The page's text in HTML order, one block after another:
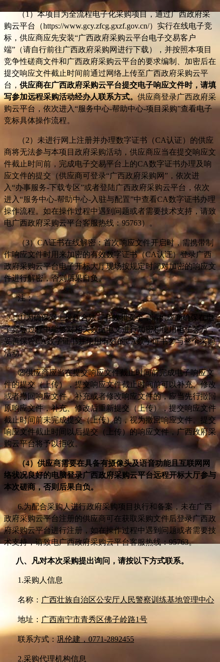
（1）本项目为全流程电子化采购项目，通过广西政府采
购云平台（https://www.gcy.zfcg.gxzf.gov.cn/）实行在线电子竞
标，供应商应先安装“广西政府采购云平台电子交易客户
端”（请自行前往广西政府采购网进行下载），并按照本项目
竞争性磋商文件和广西政府采购云平台的要求编制、加密后在
提交响应文件截止时间前通过网络上传至广西政府采购云平
台， 供应商在广西政府采购云平台提交电子响应文件时，请填
写参加远程采购活动经办人联系方式。 供应商登录广西政府采
购云平台，依次进入“服务中心-帮助中心-项目采购”查看电子
竞标具体操作流程。
（2）未进行网上注册并办理数字证书（CA认证）的供应
商将无法参与本项目政府采购活动，供应商应当在提交响应文
件截止时间前，完成电子交易平台上的CA数字证书办理及响
应文件的提交（供应商可登录“广西政府采购网”，依次进
入“办事服务-下载专区”或者登陆广西政府采购云平台， 依次
进入“服务中心-帮助中心-入驻与配置”中查看CA数字证书办理
操作流程。如在操作过程中遇到问题或者需要技术支持，请致
电广西政府采购云平台客服热线：95763）。
（3）CA证书在线解密：首次响应文件开启时，需携带制
作响应文件时用来加密的有效数字证书（CA认证）登录广西
政府采购云平台电子开标大厅现场按规定时间对加密的响应文
件进行解密，否则后果自负。
注：
①为确保网上操作合法、有效和安全，请供应商确保在电
子竞标过程中能够对相关数据电文进行加密和使用电子签章，
妥善保管CA数字证书并使用有效的CA数字证书参与整个采购
活动。
②供应商应当在提交响应文件截止时间前完成电子响应文
件的提交（上传），提交响应文件截止时间前可以补充、修改
或者撤回响应文件。补充或者修改响应文件的，应当先行撤回
原响应文件，补充、修改后重新提交（上传），提交响应文件
截止时间前未完成提交（上传）的，视为撤回响应文件。提交
响应文件截止时间以后提交（上传）的响应文件，广西政府采
购云平台将予以拒收。
（4）供应商需要在具备有摄像头及语音功能且互联网网
络状况良好的电脑登录广西政府采购云平台远程开标大厅参与
本次磋商，否则后果自负。
6.为配合采购人进行政府采购项目执行和备案，未在广西
政府采购云平台注册的供应商可在获取采购文件后登录广西政
府采购云平台进行注册，如在操作过程中遇到问题或者需要技
术支持，请致电广西政府采购云平台客服热线：95763。
八、凡对本次采购提出询问，请按以下方式联系。
1.采购人信息
名称： 广西壮族自治区公安厅人民警察训练基地管理中心
地址： 广西南宁市青秀区佛子岭路1号
联系方式：巩伦建，0771-2892455
2.采购代理机构信息